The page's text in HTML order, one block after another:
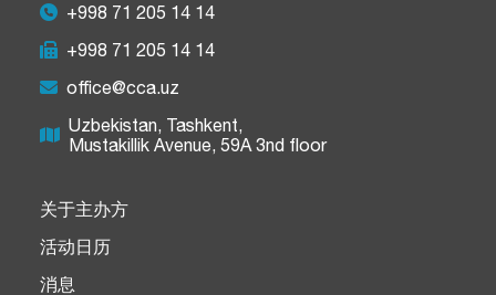
+998 71 205 14 14
+998 71 205 14 14
office@cca.uz
Uzbekistan, Tashkent,
Mustakillik Avenue, 59A 3nd floor
关于主办方
活动日历
消息